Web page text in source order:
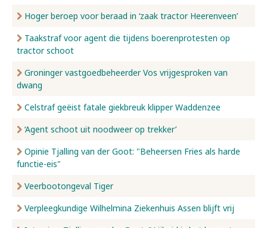
Hoger beroep voor beraad in ‘zaak tractor Heerenveen’
Taakstraf voor agent die tijdens boerenprotesten op
tractor schoot
Groninger vastgoedbeheerder Vos vrijgesproken van
dwang
Celstraf geëist fatale giekbreuk klipper Waddenzee
‘Agent schoot uit noodweer op trekker’
Opinie Tjalling van der Goot: "Beheersen Fries als harde
functie-eis"
Veerbootongeval Tiger
Verpleegkundige Wilhelmina Ziekenhuis Assen blijft vrij